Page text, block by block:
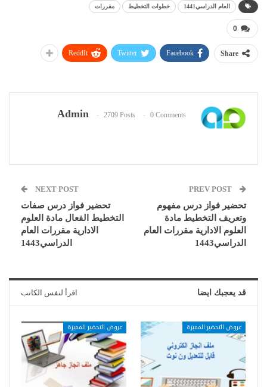
العام الدراسي1441 خطوات التخطيط مقررات
0
Share
Facebook
Twitter
ReddIt
Admin 2709 Posts 0 Comments
تحضير فواز درس مفهوم
وتعريف التخطيط مادة
العلوم الادارية مقررات العام
الدراسي1443
NEXT POST
تحضير فواز درس صفات
التخطيط الفعال مادة العلوم
الادارية مقررات العام
الدراسي1443
قد يعجبك ايضا اقرأ لنفس الكاتب
عروض التحضير المميزة عروض التحضير المميزة